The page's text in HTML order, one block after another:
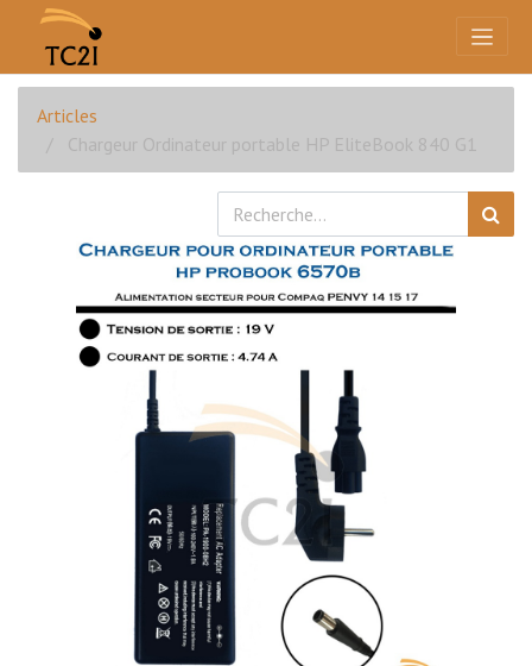
Articles
Chargeur Ordinateur portable HP EliteBook 840 G1